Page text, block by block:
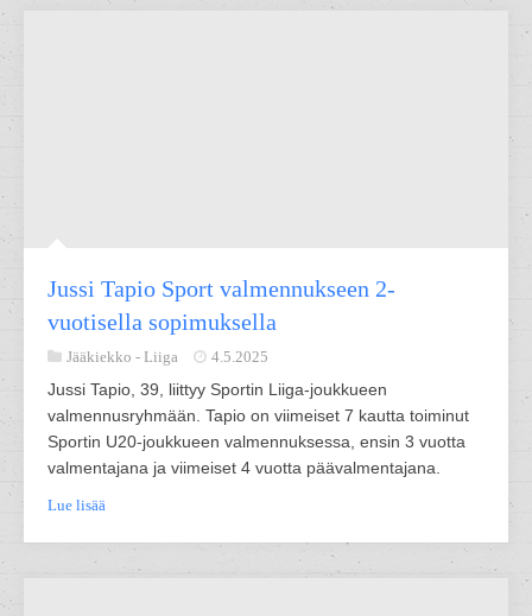
Jussi Tapio Sport valmennukseen 2-
vuotisella sopimuksella
Jääkiekko - Liiga 4.5.2025
Jussi Tapio, 39, liittyy Sportin Liiga-joukkueen
valmennusryhmään. Tapio on viimeiset 7 kautta toiminut
Sportin U20-joukkueen valmennuksessa, ensin 3 vuotta
valmentajana ja viimeiset 4 vuotta päävalmentajana.
Lue lisää